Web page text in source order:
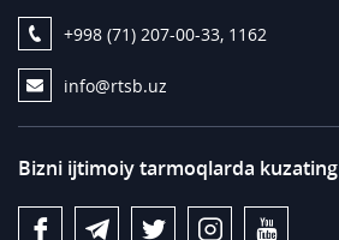
+998 (71) 207-00-33, 1162
info@rtsb.uz
Bizni ijtimoiy tarmoqlarda kuzating